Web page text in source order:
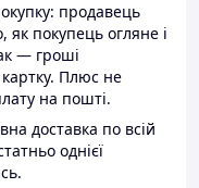
продавець
покупець огляне і
— гроші
Плюс не
на пошті.
доставка по всій
однієї